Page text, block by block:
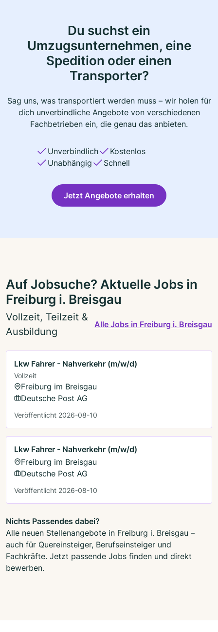
Du suchst ein
Umzugsunternehmen, eine
Spedition oder einen
Transporter?
Sag uns, was transportiert werden muss – wir holen für
dich unverbindliche Angebote von verschiedenen
Fachbetrieben ein, die genau das anbieten.
Unverbindlich
Kostenlos
Unabhängig
Schnell
Jetzt Angebote erhalten
Auf Jobsuche? Aktuelle Jobs in
Freiburg i. Breisgau
Vollzeit, Teilzeit &
Ausbildung
Alle Jobs in Freiburg i. Breisgau
Lkw Fahrer - Nahverkehr (m/w/d)
Vollzeit
Freiburg im Breisgau
Deutsche Post AG
Veröffentlicht 2026-08-10
Lkw Fahrer - Nahverkehr (m/w/d)
Freiburg im Breisgau
Deutsche Post AG
Veröffentlicht 2026-08-10
Nichts Passendes dabei?
Alle neuen Stellenangebote in Freiburg i. Breisgau –
auch für Quereinsteiger, Berufseinsteiger und
Fachkräfte. Jetzt passende Jobs finden und direkt
bewerben.